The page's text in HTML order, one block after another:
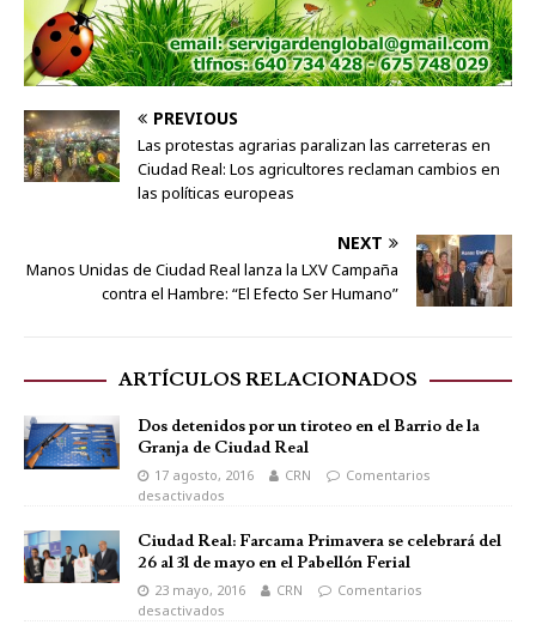
PREVIOUS
Las protestas agrarias paralizan las carreteras en
Ciudad Real: Los agricultores reclaman cambios en
las políticas europeas
NEXT
Manos Unidas de Ciudad Real lanza la LXV Campaña
contra el Hambre: “El Efecto Ser Humano”
ARTÍCULOS RELACIONADOS
Dos detenidos por un tiroteo en el Barrio de la
Granja de Ciudad Real
17 agosto, 2016 CRN
Comentarios
desactivados
Ciudad Real: Farcama Primavera se celebrará del
26 al 31 de mayo en el Pabellón Ferial
23 mayo, 2016 CRN
Comentarios
desactivados